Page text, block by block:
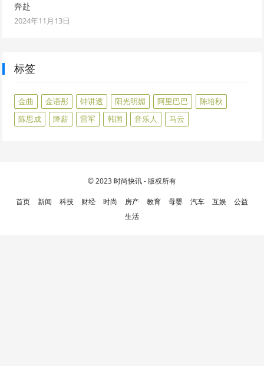
奔赴
2024年11月13日
标签
金曲 金语彤 钟讲透 阳光明媚 阿里巴巴
陈培秋
陈思成
降薪 雷军 韩国 音乐人 马云
© 2023时尚快讯- 版权所有
首页 新闻 科技 财经 时尚 房产 教育 母婴 汽车 互娱
公益
生活